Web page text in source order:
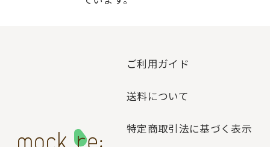
ご利用ガイド
送料について
特定商取引法に基づく表示